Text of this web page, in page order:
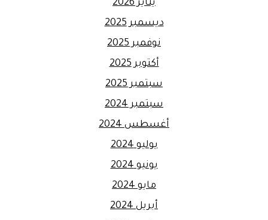
يناير 2026
ديسمبر 2025
نوفمبر 2025
أكتوبر 2025
سبتمبر 2025
سبتمبر 2024
أغسطس 2024
يوليو 2024
يونيو 2024
مايو 2024
أبريل 2024